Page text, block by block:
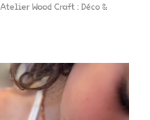
Atelier Wood Craft : Déco &